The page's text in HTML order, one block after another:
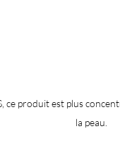
ce produit est plus
la peau.